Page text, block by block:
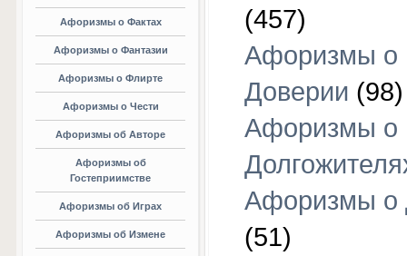
Афоризмы о Фактах
Афоризмы о Фантазии
Афоризмы о Флирте
Афоризмы о Чести
Афоризмы об Авторе
Афоризмы об
Гостеприимстве
Афоризмы об Играх
Афоризмы об Измене
(457)
Афоризмы о
Доверии (98)
Афоризмы о
Афоризмы о
(51)